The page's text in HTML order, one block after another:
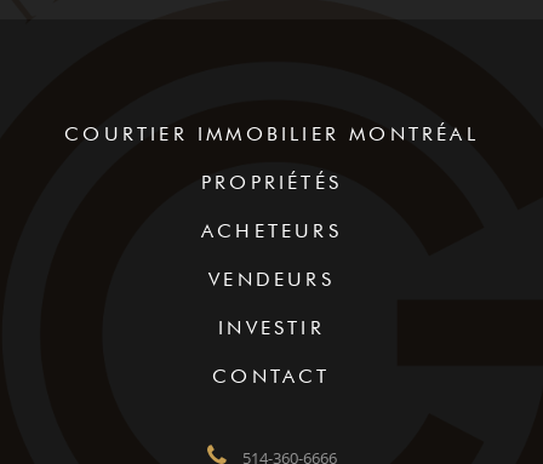
COURTIER IMMOBILIER MONTRÉAL
PROPRIÉTÉS
ACHETEURS
VENDEURS
INVESTIR
CONTACT
514-360-6666